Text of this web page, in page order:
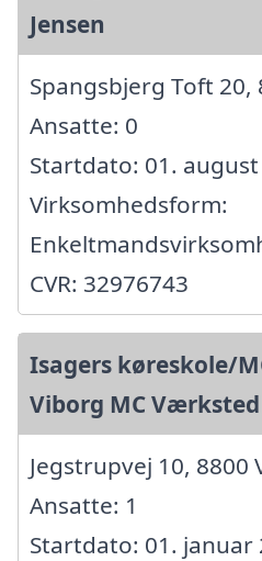
Jensen
Spangsbjerg Toft 20,
Ansatte: 0
Startdato: 01. august
Virksomhedsform:
CVR: 32976743
Isagers køreskole/
Viborg MC
Jegstrupvej 10, 8800
Ansatte: 1
Startdato: 01. januar